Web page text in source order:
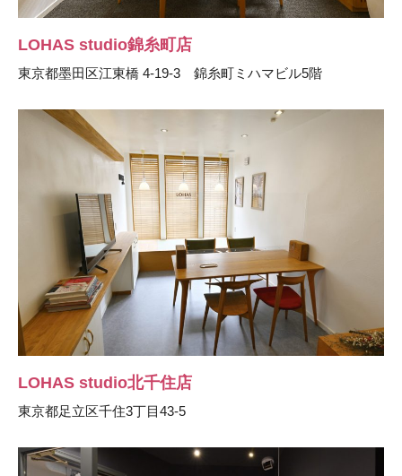
LOHAS studio錦糸町店
東京都墨田区江東橋 4-19-3 錦糸町ミハマビル5階
LOHAS studio北千住店
東京都足立区千住3丁目43-5